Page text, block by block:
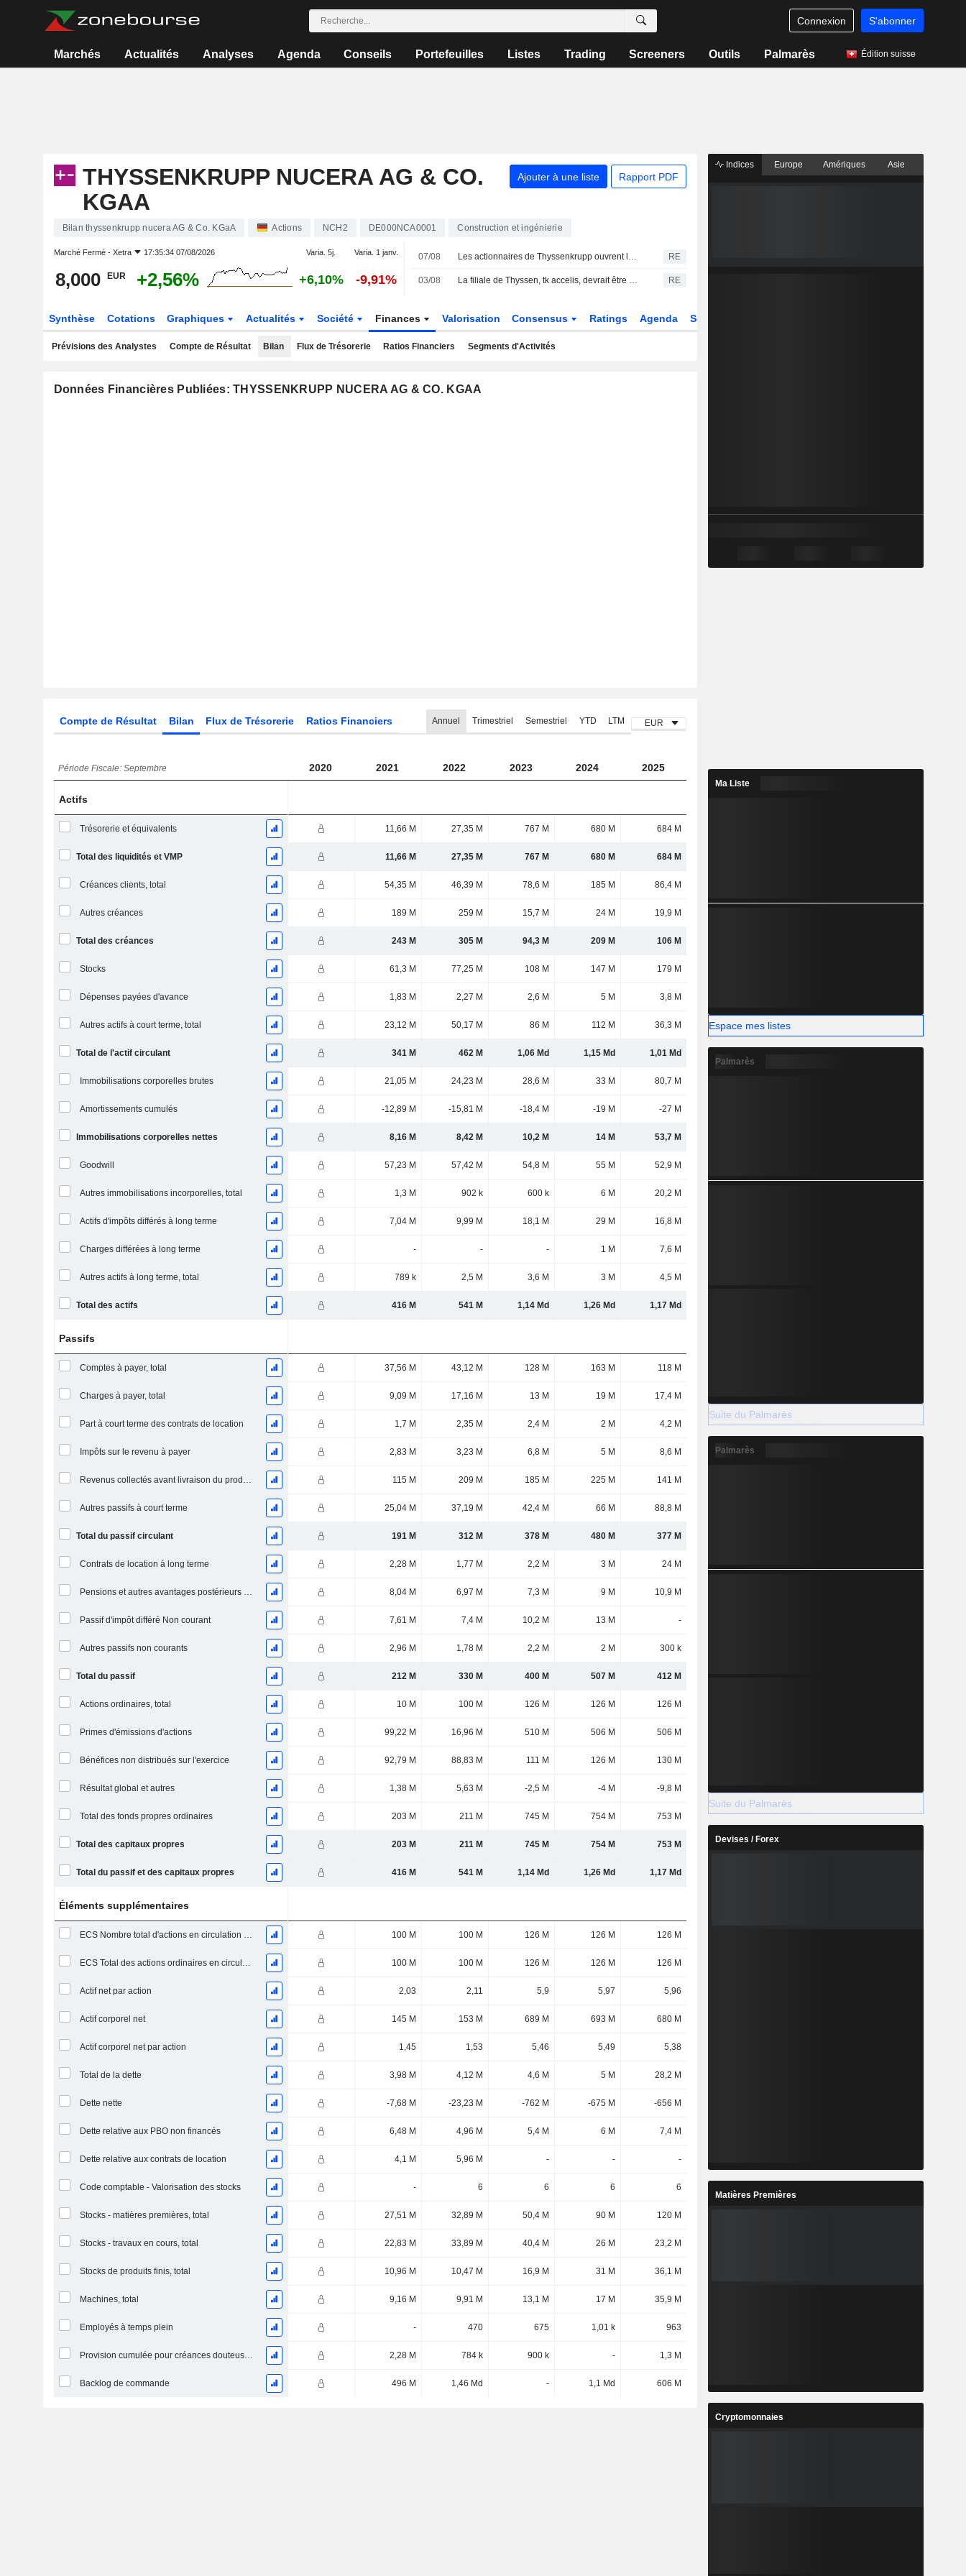
Connexion S'abonner
Marchés Actualités Analyses Agenda Conseils Portefeuilles Listes Trading Screeners Outils Palmarès Édition suisse
THYSSENKRUPP NUCERA AG & CO.
KGAA
Ajouter à une liste Rapport PDF
Bilan thyssenkrupp nucera AG & Co. KGaA Actions NCH2 DE000NCA0001 Construction et ingénierie
Marché Fermé - Xetra 17:35:34 07/08/2026 Varia. 5j. Varia. 1 janv.
8,000 EUR +2,56% +6,10% -9,91%
07/08 Les actionnaires de Thyssenkrupp ouvrent la voie à l'introduction en bourse de tk accelis RE
03/08 La filiale de Thyssen, tk accelis, devrait être introduite en Bourse à l’automne RE
Synthèse Cotations Graphiques Actualités Société Finances Valorisation Consensus Ratings Agenda Secteur
Prévisions des Analystes Compte de Résultat Bilan Flux de Trésorerie Ratios Financiers Segments d'Activités
Données Financières Publiées: THYSSENKRUPP NUCERA AG & CO. KGAA
Compte de Résultat Bilan Flux de Trésorerie Ratios Financiers Annuel Trimestriel Semestriel YTD LTM EUR
Période Fiscale: Septembre 2020 2021 2022 2023 2024 2025
Actifs
Trésorerie et équivalents 11,66 M 27,35 M 767 M 680 M 684 M
Total des liquidités et VMP 11,66 M 27,35 M 767 M 680 M 684 M
Créances clients, total 54,35 M 46,39 M 78,6 M 185 M 86,4 M
Autres créances 189 M 259 M 15,7 M 24 M 19,9 M
Total des créances 243 M 305 M 94,3 M 209 M 106 M
Stocks 61,3 M 77,25 M 108 M 147 M 179 M
Dépenses payées d'avance 1,83 M 2,27 M 2,6 M 5 M 3,8 M
Autres actifs à court terme, total 23,12 M 50,17 M 86 M 112 M 36,3 M
Total de l'actif circulant 341 M 462 M 1,06 Md 1,15 Md 1,01 Md
Immobilisations corporelles brutes 21,05 M 24,23 M 28,6 M 33 M 80,7 M
Amortissements cumulés -12,89 M -15,81 M -18,4 M -19 M -27 M
Immobilisations corporelles nettes 8,16 M 8,42 M 10,2 M 14 M 53,7 M
Goodwill 57,23 M 57,42 M 54,8 M 55 M 52,9 M
Autres immobilisations incorporelles, total 1,3 M 902 k 600 k 6 M 20,2 M
Actifs d'impôts différés à long terme 7,04 M 9,99 M 18,1 M 29 M 16,8 M
Charges différées à long terme - - - 1 M 7,6 M
Autres actifs à long terme, total 789 k 2,5 M 3,6 M 3 M 4,5 M
Total des actifs 416 M 541 M 1,14 Md 1,26 Md 1,17 Md
Passifs
Comptes à payer, total 37,56 M 43,12 M 128 M 163 M 118 M
Charges à payer, total 9,09 M 17,16 M 13 M 19 M 17,4 M
Part à court terme des contrats de location 1,7 M 2,35 M 2,4 M 2 M 4,2 M
Impôts sur le revenu à payer 2,83 M 3,23 M 6,8 M 5 M 8,6 M
Revenus collectés avant livraison du produit/service 115 M 209 M 185 M 225 M 141 M
Autres passifs à court terme 25,04 M 37,19 M 42,4 M 66 M 88,8 M
Total du passif circulant 191 M 312 M 378 M 480 M 377 M
Contrats de location à long terme 2,28 M 1,77 M 2,2 M 3 M 24 M
Pensions et autres avantages postérieurs à l'emploi 8,04 M 6,97 M 7,3 M 9 M 10,9 M
Passif d'impôt différé Non courant 7,61 M 7,4 M 10,2 M 13 M -
Autres passifs non courants 2,96 M 1,78 M 2,2 M 2 M 300 k
Total du passif 212 M 330 M 400 M 507 M 412 M
Actions ordinaires, total 10 M 100 M 126 M 126 M 126 M
Primes d'émissions d'actions 99,22 M 16,96 M 510 M 506 M 506 M
Bénéfices non distribués sur l'exercice 92,79 M 88,83 M 111 M 126 M 130 M
Résultat global et autres 1,38 M 5,63 M -2,5 M -4 M -9,8 M
Total des fonds propres ordinaires 203 M 211 M 745 M 754 M 753 M
Total des capitaux propres 203 M 211 M 745 M 754 M 753 M
Total du passif et des capitaux propres 416 M 541 M 1,14 Md 1,26 Md 1,17 Md
Éléments supplémentaires
ECS Nombre total d'actions en circulation à la date de dépôt 100 M 100 M 126 M 126 M 126 M
ECS Total des actions ordinaires en circulation 100 M 100 M 126 M 126 M 126 M
Actif net par action 2,03 2,11 5,9 5,97 5,96
Actif corporel net 145 M 153 M 689 M 693 M 680 M
Actif corporel net par action 1,45 1,53 5,46 5,49 5,38
Total de la dette 3,98 M 4,12 M 4,6 M 5 M 28,2 M
Dette nette -7,68 M -23,23 M -762 M -675 M -656 M
Dette relative aux PBO non financés 6,48 M 4,96 M 5,4 M 6 M 7,4 M
Dette relative aux contrats de location 4,1 M 5,96 M - - -
Code comptable - Valorisation des stocks - 6 6 6 6
Stocks - matières premières, total 27,51 M 32,89 M 50,4 M 90 M 120 M
Stocks - travaux en cours, total 22,83 M 33,89 M 40,4 M 26 M 23,2 M
Stocks de produits finis, total 10,96 M 10,47 M 16,9 M 31 M 36,1 M
Machines, total 9,16 M 9,91 M 13,1 M 17 M 35,9 M
Employés à temps plein - 470 675 1,01 k 963
Provision cumulée pour créances douteuses (Supple) 2,28 M 784 k 900 k - 1,3 M
Backlog de commande 496 M 1,46 Md - 1,1 Md 606 M
Indices Europe Amériques Asie
Ma Liste
Espace mes listes
Palmarès
Suite du Palmarès
Palmarès
Suite du Palmarès
Devises / Forex
Matières Premières
Cryptomonnaies